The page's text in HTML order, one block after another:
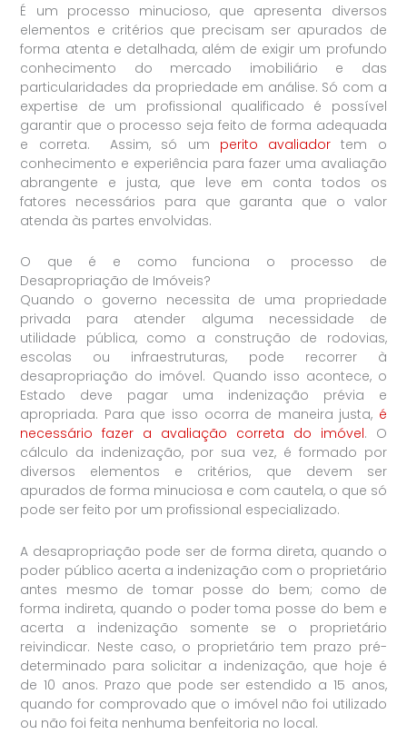
É um processo minucioso, que apresenta diversos
elementos e critérios que precisam ser apurados de
forma atenta e detalhada, além de exigir um profundo
conhecimento do mercado imobiliário e das
particularidades da propriedade em análise. Só com a
expertise de um profissional qualificado é possível
garantir que o processo seja feito de forma adequada
e correta. Assim, só um perito avaliador tem o
conhecimento e experiência para fazer uma avaliação
abrangente e justa, que leve em conta todos os
fatores necessários para que garanta que o valor
atenda às partes envolvidas.
O que é e como funciona o processo de
Desapropriação de Imóveis?
Quando o governo necessita de uma propriedade
privada para atender alguma necessidade de
utilidade pública, como a construção de rodovias,
escolas ou infraestruturas, pode recorrer à
desapropriação do imóvel. Quando isso acontece, o
Estado deve pagar uma indenização prévia e
apropriada. Para que isso ocorra de maneira justa, é
necessário fazer a avaliação correta do imóvel. O
cálculo da indenização, por sua vez, é formado por
diversos elementos e critérios, que devem ser
apurados de forma minuciosa e com cautela, o que só
pode ser feito por um profissional especializado.
A desapropriação pode ser de forma direta, quando o
poder público acerta a indenização com o proprietário
antes mesmo de tomar posse do bem; como de
forma indireta, quando o poder toma posse do bem e
acerta a indenização somente se o proprietário
reivindicar. Neste caso, o proprietário tem prazo pré-
determinado para solicitar a indenização, que hoje é
de 10 anos. Prazo que pode ser estendido a 15 anos,
quando for comprovado que o imóvel não foi utilizado
ou não foi feita nenhuma benfeitoria no local.